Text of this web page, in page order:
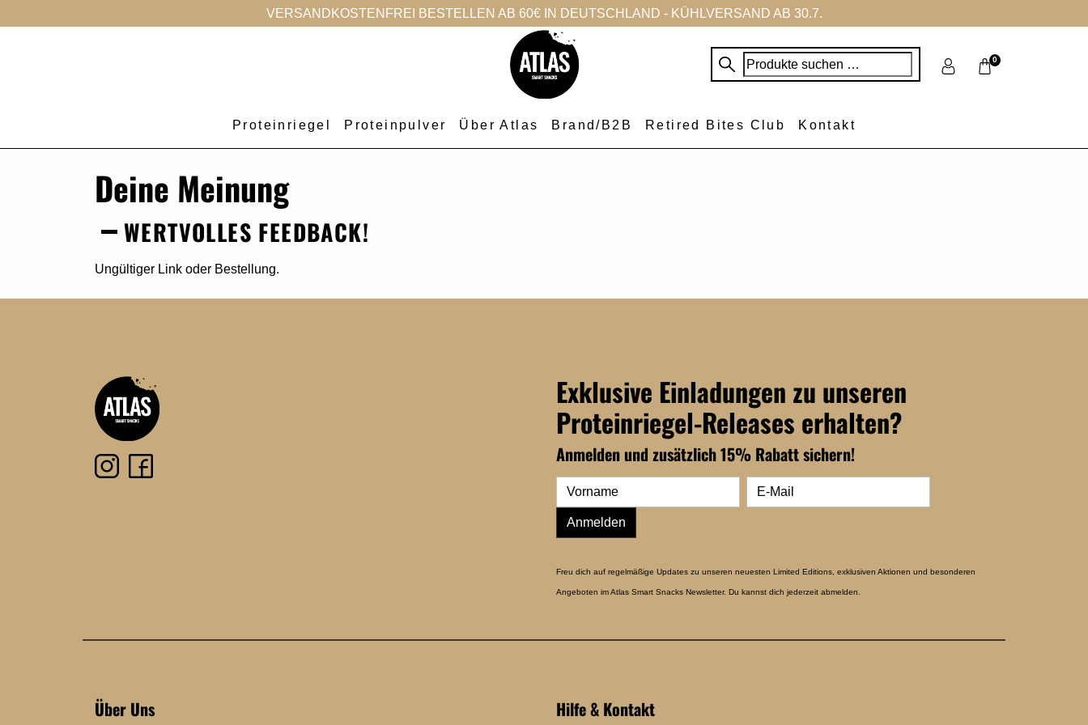
VERSANDKOSTENFREI BESTELLEN AB 60€ IN DEUTSCHLAND - KÜHLVERSAND AB 30.7.
Suchen
nach:
0
Proteinriegel Proteinpulver Über Atlas Brand/B2B Retired Bites Club Kontakt
Deine Meinung
WERTVOLLES FEEDBACK!
Ungültiger Link oder Bestellung.
Exklusive Einladungen zu unseren
Proteinriegel-Releases erhalten?
Anmelden und zusätzlich 15% Rabatt sichern!
Anmelden
Freu dich auf regelmäßige Updates zu unseren neuesten Limited Editions, exklusiven Aktionen und besonderen
Angeboten im Atlas Smart Snacks Newsletter. Du kannst dich jederzeit abmelden.
Über Uns Hilfe & Kontakt